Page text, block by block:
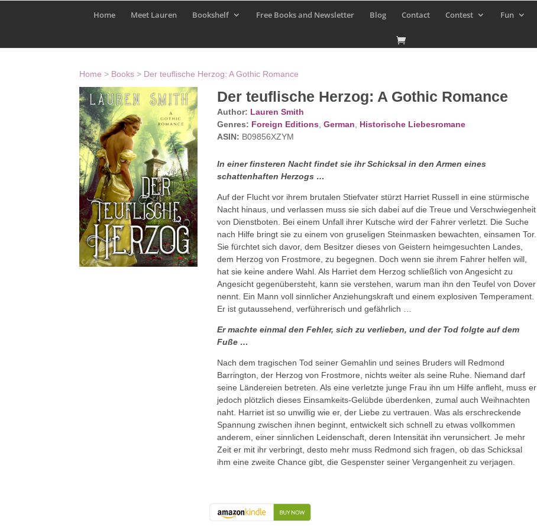
Home Meet Lauren Bookshelf Free Books and Newsletter Blog Contact Contest Fun
Home > Books > Der teuflische Herzog: A Gothic Romance
Der teuflische Herzog: A Gothic Romance
Author: Lauren Smith
Genres: Foreign Editions German
Historische Liebesromane
ASIN: B09856XZYM
In einer finsteren Nacht findet sie ihr Schicksal in den Armen eines
schattenhaften Herzogs …
Auf der Flucht vor ihrem brutalen Stiefvater stürzt Harriet Russell in eine stürmische
Nacht hinaus, und verlassen muss sie sich dabei auf die Treue und Verschwiegenheit
von Dienstboten. Bei einem Unfall ihrer Kutsche wird der Fahrer verletzt. Die Suche
nach Hilfe bringt sie zu einem von gruseligen Steinmasken bewachten, einsamen Tor.
Sie fürchtet sich davor, dem Besitzer dieses von Geistern heimgesuchten Landes,
dem Herzog von Frostmore, zu begegnen. Doch wenn sie ihrem Fahrer helfen will,
hat sie keine andere Wahl. Als Harriet dem Herzog schließlich von Angesicht zu
Angesicht gegenübersteht, kann sie verstehen, warum man ihn den Teufel von Dover
nennt. Ein Mann voll sinnlicher Anziehungskraft und einem explosiven Temperament.
Er ist gutaussehend, verführerisch und gefährlich …
Er machte einmal den Fehler, sich zu verlieben, und der Tod folgte auf dem
Fuße …
Nach dem tragischen Tod seiner Gemahlin und seines Bruders will Redmond
Barrington, der Herzog von Frostmore, nichts weiter als seine Ruhe. Niemand darf
seine Ländereien betreten. Als eine verletzte junge Frau ihn um Hilfe anfleht, muss er
jedoch plötzlich dieses Einsamkeits-Gelübde überdenken, zumal auch Weihnachten
naht. Harriet ist so unwillig wie er, der Liebe zu vertrauen. Was als erschreckende
Spannung zwischen ihnen beginnt, entwickelt sich schnell zu etwas vollkommen
anderem, einer sinnlichen Leidenschaft, deren Intensität ihn verunsichert. Je mehr
Zeit er mit ihr verbringt, desto mehr muss Redmond sich fragen, ob das Schicksal
ihm eine zweite Chance gibt, die Gespenster seiner Vergangenheit zu verjagen.